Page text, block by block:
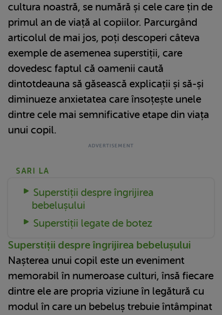
cultura noastră, se numără și cele care țin de
primul an de viață al copiilor. Parcurgând
articolul de mai jos, poți descoperi câteva
exemple de asemenea superstiții, care
dovedesc faptul că oamenii caută
dintotdeauna să găsească explicații și să-și
diminueze anxietatea care însoțește unele
dintre cele mai semnificative etape din viața
unui copil.
SARI LA
Superstiții despre îngrijirea
bebelușului
Superstiții legate de botez
Superstiții despre îngrijirea bebelușului
Nașterea unui copil este un eveniment
memorabil în numeroase culturi, însă fiecare
dintre ele are propria viziune în legătură cu
modul în care un bebeluș trebuie întâmpinat